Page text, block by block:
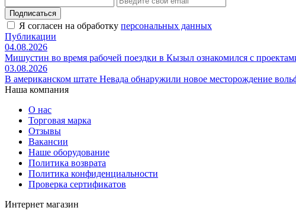
Подписаться
Я согласен на обработку персональных данных
Публикации
04.08.2026
Мишустин во время рабочей поездки в Кызыл ознакомился с
03.08.2026
В американском штате Невада обнаружили новое месторождение
Наша компания
О нас
Торговая марка
Отзывы
Вакансии
Наше оборудование
Политика возврата
Политика конфиденциальности
Проверка сертификатов
Интернет магазин